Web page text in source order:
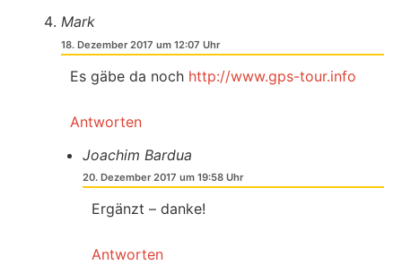
Mark
18. Dezember 2017 um 12:07 Uhr
Es gäbe da noch http://www.gps-tour.info
Antworten
Joachim Bardua
20. Dezember 2017 um 19:58 Uhr
Ergänzt – danke!
Antworten